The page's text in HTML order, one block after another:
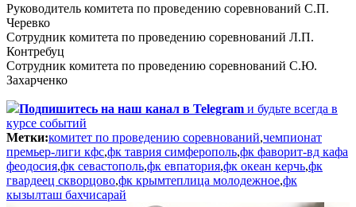
Руководитель комитета по проведению соревнований С.П.
Черевко
Сотрудник комитета по проведению соревнований Л.П.
Контребуц
Сотрудник комитета по проведению соревнований С.Ю.
Захарченко
Подпишитесь на наш канал в Telegram и будьте всегда в
курсе событий
Метки:комитет по проведению соревнований,чемпионат
премьер-лиги кфс,фк таврия симферополь,фк фаворит-вд кафа
феодосия,фк севастополь,фк евпатория,фк океан керчь,фк
гвардеец скворцово,фк крымтеплица молодежное,фк
кызылташ бахчисарай